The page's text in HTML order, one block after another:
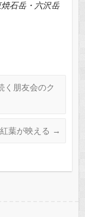
焼石岳・六沢岳
く朋友会のク
葉が映える →